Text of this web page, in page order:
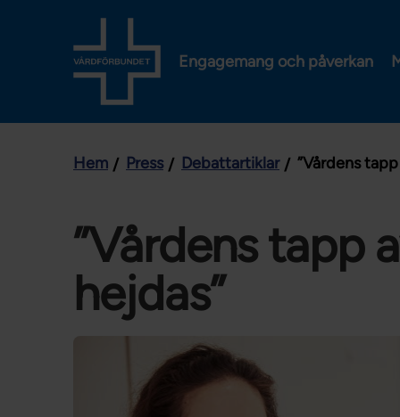
Engagemang och påverkan
Hem Press Debattartiklar ”Vårdens
”Vårdens tapp
hejdas”